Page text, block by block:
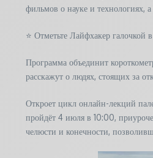
фильмов о науке и технологиях,
⭐ Отметьте Лайфхакер
Программа объединит
расскажут о людях, стоящих за
Откроет цикл онлайн-лекций
пройдёт 4 июля в 10:00,
челюсти и конечности,